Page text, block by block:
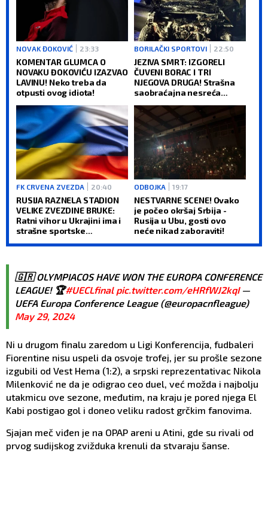
NOVAK ĐOKOVIĆ 23:33
KOMENTAR GLUMCA O
NOVAKU ĐOKOVIĆU IZAZVAO
LAVINU! Neko treba da
otpusti ovog idiota!
BORILAČKI SPORTOVI 22:50
JEZIVA SMRT: IZGORELI
ČUVENI BORAC I TRI
NJEGOVA DRUGA! Strašna
saobraćajna nesreća
FK CRVENA ZVEZDA 20:40
RUSIJA RAZNELA STADION
VELIKE ZVEZDINE BRUKE:
Ratni vihor u Ukrajini ima i
strašne sportske
ODBOJKA 19:17
NESTVARNE SCENE! Ovako
je počeo okršaj Srbija -
Rusija u Ubu, gosti ovo
neće nikad zaboraviti!
🇬🇷 OLYMPIACOS HAVE WON THE EUROPA CONFERENCE
LEAGUE! 🏆#UECLfinal pic.twitter.com/eHRfWJ2kqI—
UEFA Europa Conference League (@europacnfleague)
May 29, 2024
Ni u drugom finalu zaredom u Ligi Konferencija, fudbaleri
Fiorentine nisu uspeli da osvoje trofej, jer su prošle sezone
izgubili od Vest Hema (1:2), a srpski reprezentativac Nikola
Milenković ne da je odigrao ceo duel, već možda i najbolju
utakmicu ove sezone, međutim, na kraju je pored njega El
Kabi postigao gol i doneo veliku radost grčkim fanovima.
Sjajan meč viđen je na OPAP areni u Atini, gde su rivali od
prvog sudijskog zvižduka krenuli da stvaraju šanse.